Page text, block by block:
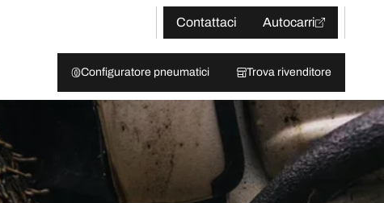
Contattaci
Autocarri
Configuratore pneumatici Trova rivenditore